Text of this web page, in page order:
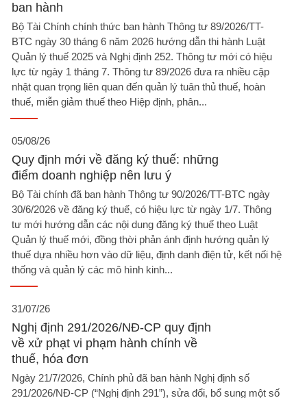
ban hành
Bộ Tài Chính chính thức ban hành Thông tư 89/2026/TT-
BTC ngày 30 tháng 6 năm 2026 hướng dẫn thi hành Luật
Quản lý thuế 2025 và Nghị định 252. Thông tư mới có hiệu
lực từ ngày 1 tháng 7. Thông tư 89/2026 đưa ra nhiều cập
nhật quan trọng liên quan đến quản lý tuân thủ thuế, hoàn
thuế, miễn giảm thuế theo Hiệp định, phân...
05/08/26
Quy định mới về đăng ký thuế: những
điểm doanh nghiệp nên lưu ý​
Bộ Tài chính đã ban hành Thông tư 90/2026/TT-BTC ngày
30/6/2026 về đăng ký thuế, có hiệu lực từ ngày 1/7. Thông
tư mới hướng dẫn các nội dung đăng ký thuế theo Luật
Quản lý thuế mới, đồng thời phản ánh định hướng quản lý
thuế dựa nhiều hơn vào dữ liệu, định danh điện tử, kết nối hệ
thống và quản lý các mô hình kinh...
31/07/26
Nghị định 291/2026/NĐ-CP quy định
về xử phạt vi phạm hành chính về
thuế, hóa đơn
Ngày 21/7/2026, Chính phủ đã ban hành Nghị định số
291/2026/NĐ-CP (“Nghị định 291”), sửa đổi, bổ sung một số